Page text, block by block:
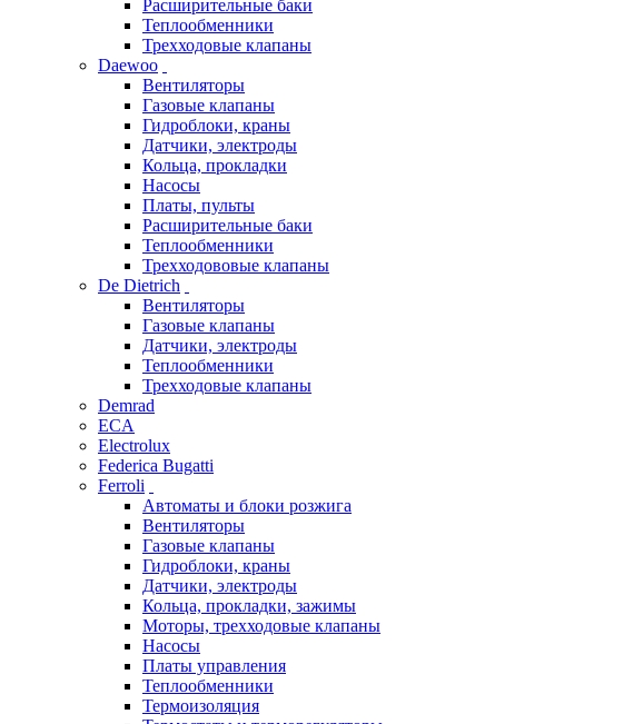
Расширительные баки
Теплообменники
Трехходовые клапаны
Daewoo
Вентиляторы
Газовые клапаны
Гидроблоки, краны
Датчики, электроды
Кольца, прокладки
Насосы
Платы, пульты
Расширительные баки
Теплообменники
Трехходововые клапаны
De Dietrich
Вентиляторы
Газовые клапаны
Датчики, электроды
Теплообменники
Трехходовые клапаны
Demrad
ECA
Electrolux
Federica Bugatti
Ferroli
Автоматы и блоки розжига
Вентиляторы
Газовые клапаны
Гидроблоки, краны
Датчики, электроды
Кольца, прокладки, зажимы
Моторы, трехходовые клапаны
Насосы
Платы управления
Теплообменники
Термоизоляция